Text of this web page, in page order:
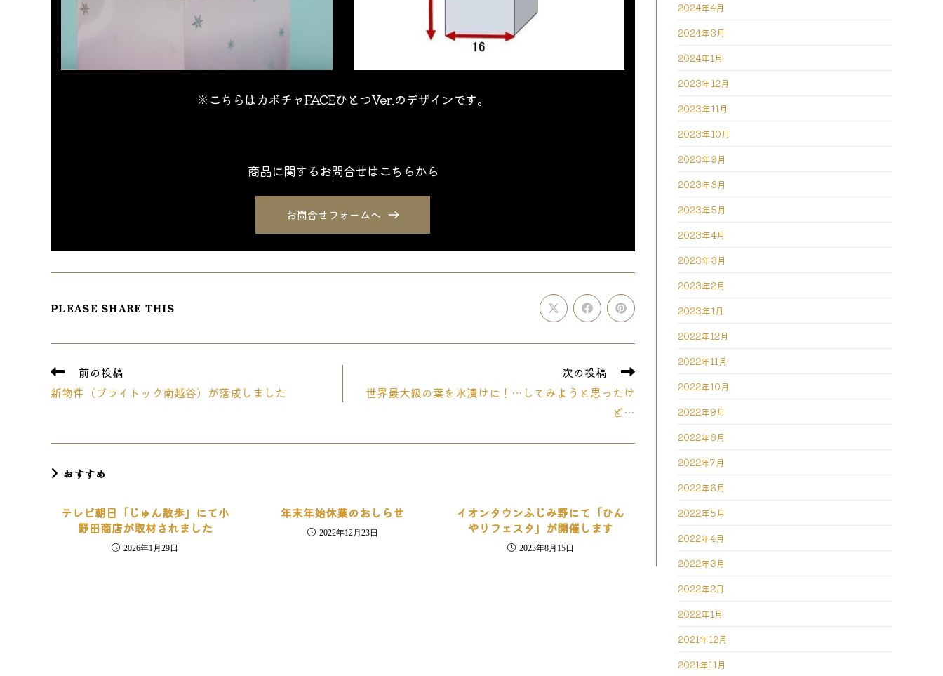
※こちらはカボチャFACEひとつVer.のデザインです。
商品に関するお問合せはこちらから
お問合せフォームへ
PLEASE SHARE THIS Opens
in
new
Opens
in
new
Opens
in
new
そ
他
む
前の投稿
新物件（ブライトック南越谷）が落成しました
次の投稿
世界最大級の葉を氷漬けに！…してみようと思ったけ
ど…
おすすめ
テレビ朝日「じゅん散歩」にて小
野田商店が取材されました
2026年1月29日
年末年始休業のおしらせ
2022年12月23日
イオンタウンふじみ野にて「ひん
やりフェスタ」が開催します
2023年8月15日
2024年4月
2024年3月
2024年1月
2023年12月
2023年11月
2023年10月
2023年9月
2023年8月
2023年5月
2023年4月
2023年3月
2023年2月
2023年1月
2022年12月
2022年11月
2022年10月
2022年9月
2022年8月
2022年7月
2022年6月
2022年5月
2022年4月
2022年3月
2022年2月
2022年1月
2021年12月
2021年11月